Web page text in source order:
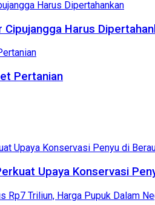
Harus
Pertanian
Upaya Konservasi